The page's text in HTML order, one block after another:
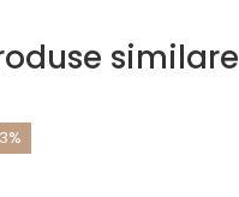
similare